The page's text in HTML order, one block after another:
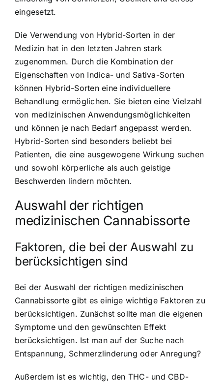
eingesetzt.
Die Verwendung von Hybrid-Sorten in der
Medizin hat in den letzten Jahren stark
zugenommen. Durch die Kombination der
Eigenschaften von Indica- und Sativa-Sorten
können Hybrid-Sorten eine individuellere
Behandlung ermöglichen. Sie bieten eine Vielzahl
von medizinischen Anwendungsmöglichkeiten
und können je nach Bedarf angepasst werden.
Hybrid-Sorten sind besonders beliebt bei
Patienten, die eine ausgewogene Wirkung suchen
und sowohl körperliche als auch geistige
Beschwerden lindern möchten.
Auswahl der richtigen
medizinischen Cannabissorte
Faktoren, die bei der Auswahl zu
berücksichtigen sind
Bei der Auswahl der richtigen medizinischen
Cannabissorte gibt es einige wichtige Faktoren zu
berücksichtigen. Zunächst sollte man die eigenen
Symptome und den gewünschten Effekt
berücksichtigen. Ist man auf der Suche nach
Entspannung, Schmerzlinderung oder Anregung?
Außerdem ist es wichtig, den THC- und CBD-